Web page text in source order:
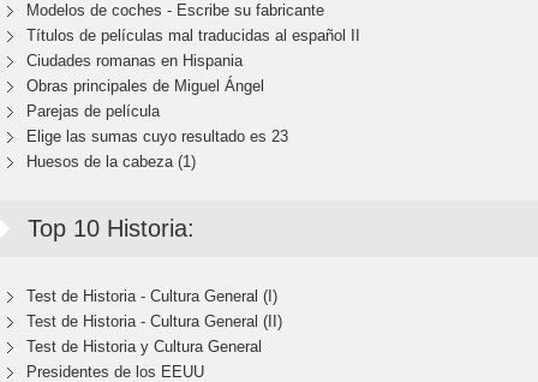
Modelos de coches - Escribe su fabricante
Títulos de películas mal traducidas al español II
Ciudades romanas en Hispania
Obras principales de Miguel Ángel
Parejas de película
Elige las sumas cuyo resultado es 23
Huesos de la cabeza (1)
Top 10 Historia:
Test de Historia - Cultura General (I)
Test de Historia - Cultura General (II)
Test de Historia y Cultura General
Presidentes de los EEUU